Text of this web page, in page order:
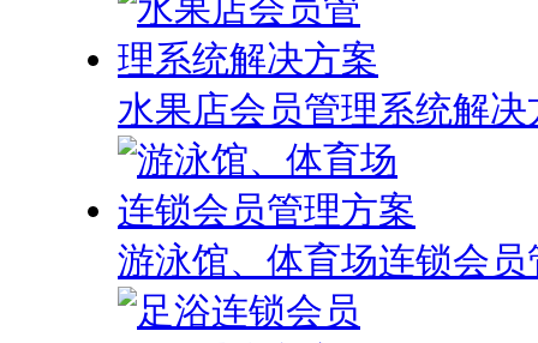
水果店会员管理系统解决
游泳馆、体育场连锁会员